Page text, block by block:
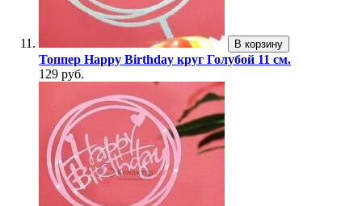
В корзину
Топпер Happy Birthday круг Голубой 11 см.
129 руб.